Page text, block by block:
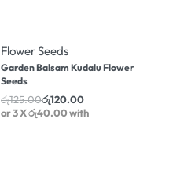
Flower Seeds
Garden Balsam Kudalu Flower
Seeds
රු125.00රු120.00
or 3 Xරු40.00with